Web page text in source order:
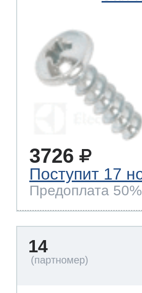
3726
Поступит 17
Предоплата 50%
14